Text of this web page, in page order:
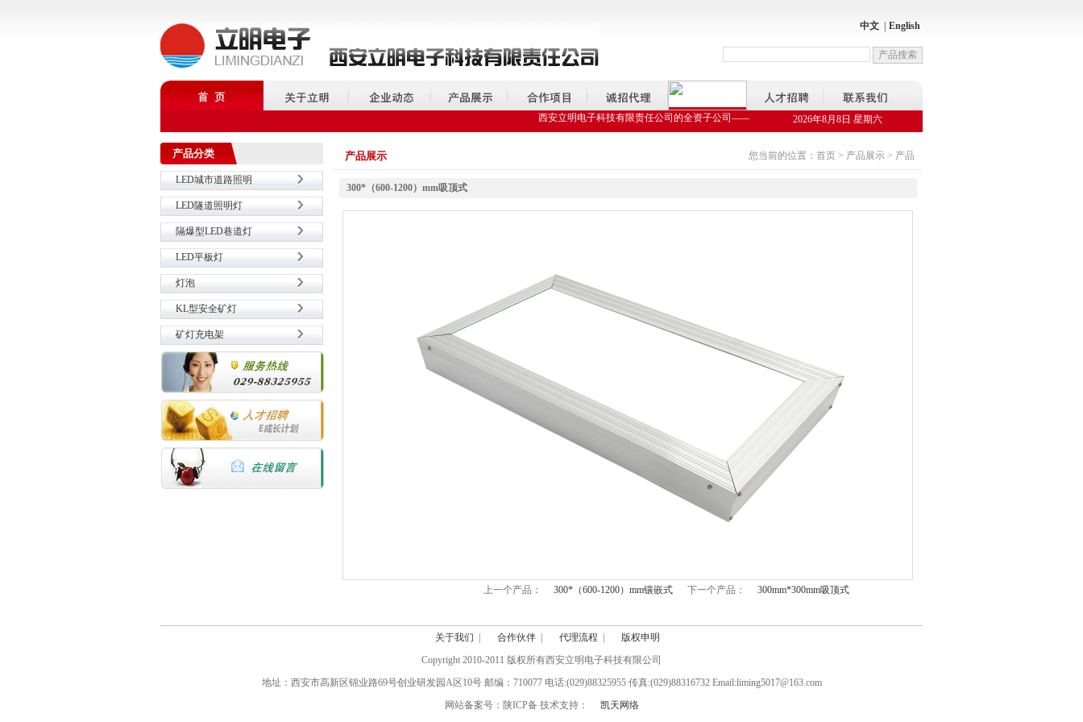
中文 English
西安立明电子科技有限责任公司的全资子公司——陕西邦捷节能服务科技有限公司，是国家发改委备案的合同能源管理公司，对
2026年8月8日 星期六
产品分类
LED城市道路照明
LED隧道照明灯
隔爆型LED巷道灯
LED平板灯
灯泡
KL型安全矿灯
矿灯充电架
产品展示 您当前的位置：首页 > 产品展示 > 产品
300*（600-1200）mm吸顶式
上一个产品： 300*（600-1200）mm镶嵌式下一个产品： 300mm*300mm吸顶式
关于我们 合作伙伴 代理流程
版权申明
Copyright 2010-2011 版权所有西安立明电子科技有限公司
地址：西安市高新区锦业路69号创业研发园A区10号 邮编：710077 电话:(029)88325955 传真:(029)88316732 Email:liming5017@163.com
网站备案号：陕ICP备 技术支持：
凯天网络